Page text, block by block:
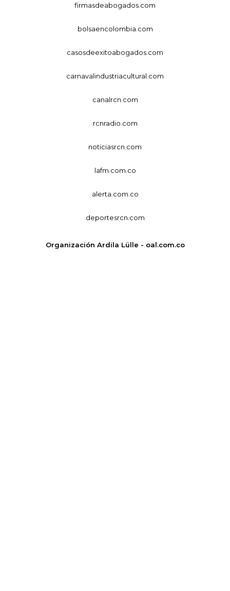
firmasdeabogados.com
bolsaencolombia.com
casosdeexitoabogados.com
carnavalindustriacultural.com
canalrcn.com
rcnradio.com
noticiasrcn.com
lafm.com.co
alerta.com.co
deportesrcn.com
Organización Ardila Lülle - oal.com.co